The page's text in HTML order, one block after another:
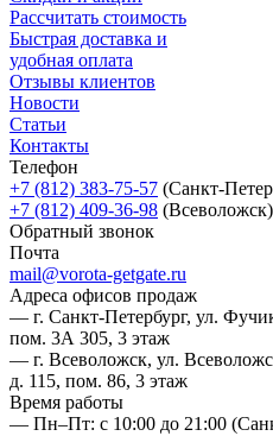
Рассчитать стоимость
Быстрая доставка и
удобная оплата
Отзывы клиентов
Новости
Статьи
Контакты
Телефон
+7 (812) 383-75-57 (Санкт-
+7 (812) 409-36-98 (Всеволожск)
Обратный звонок
Почта
mail@vorota-getgate.ru
Адреса офисов продаж
— г. Санкт-Петербург, ул.
пом. 3А 305, 3 этаж
— г. Всеволожск, ул.
д. 115, пом. 86, 3 этаж
Время работы
— Пн–Пт: с 10:00 до 21:00